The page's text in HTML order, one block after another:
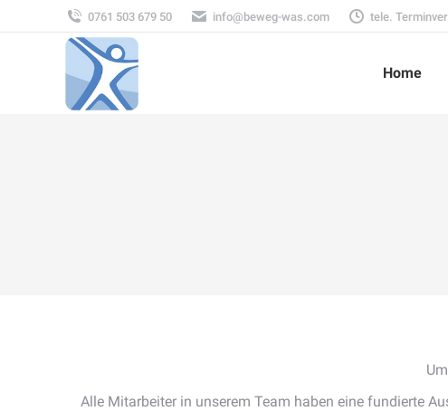
0761 503 679 50 info@beweg-was.com tele.
Home
Alle Mitarbeiter in unserem Team haben eine fundierte